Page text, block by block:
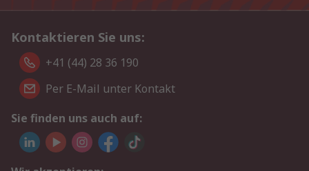
Kontaktieren Sie uns:
+41 (44) 28 36 190
Per E-Mail unter Kontakt
Sie finden uns auch auf: